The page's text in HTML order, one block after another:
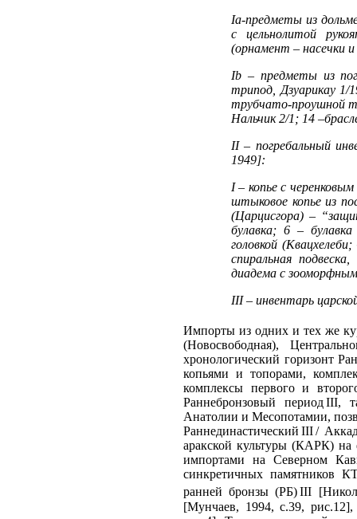
Iа-предметы из
с цельнолитой
(орнамент – насечки
Ib – предметы из
трипод, Дзуарикау
трубчато-проушной
Нальчик 2/1; 14
II – погребальный
1949]:
I – копье с
штыковое копье из
(Царцисгора) –
булавка; 6 –
головкой
спиральная
диадема с
III – инвентарь
Импорты из одних и тех же
(Новосвободная),
хронологический горизонт
копьями и топорами,
комплексы первого и
Раннебронзовый период III,
Анатолии и Месопотамии,
Раннединастический III /
аракской культуры (КАРК)
импортами на Северном
синкретичных памятников
ранней бронзы (РБ) III
[Мунчаев, 1994, с.39,